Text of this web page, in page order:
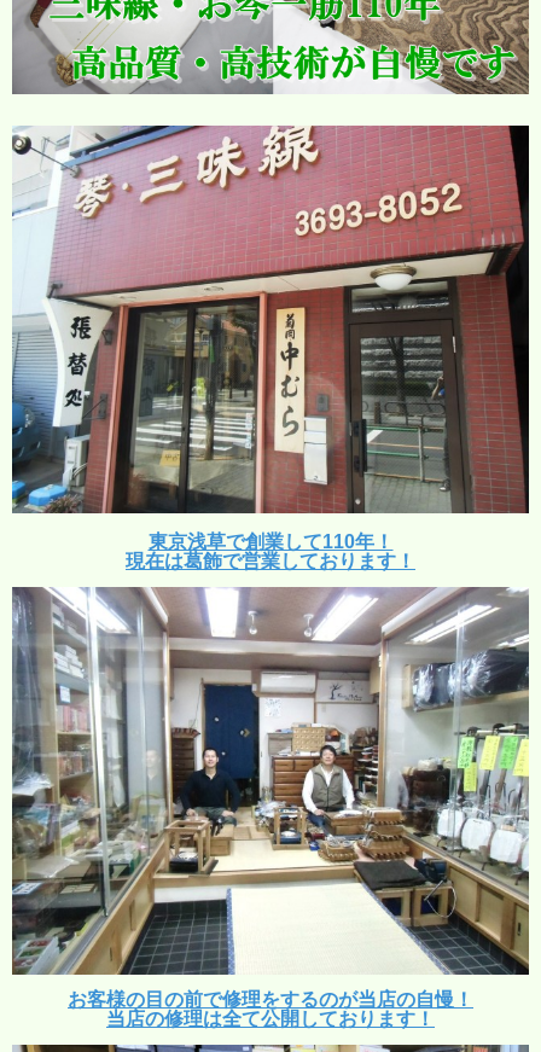
東京浅草で創業して110年！
現在は葛飾で営業しております！
お客様の目の前で修理をするのが当店の自慢！
当店の修理は全て公開しております！